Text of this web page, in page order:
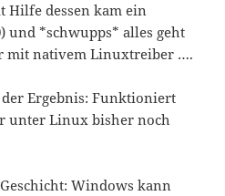
Hilfe dessen kam ein
und *schwupps* alles geht
mit nativem Linuxtreiber ….
Ergebnis: Funktioniert
unter Linux bisher noch
Windows kann